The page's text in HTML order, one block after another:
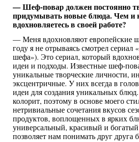
— Шеф-повар должен постоянно
придумывать новые блюда. Чем и
вдохновляетесь в своей работе?
— Меня вдохновляют европейские
году я не отрываясь смотрел сериал
шефа»). Это сериал, который
идеи и подходы. Известные шеф-
уникальные творческие личности,
эксцентричные. У них всегда в
идеи для создания уникальных
колорит, поэтому в основе моего
нетривиальные сочетания вкусов
продуктов, воплощенных в ярких
универсальный, красивый и
позволяет нам понимать друг друга